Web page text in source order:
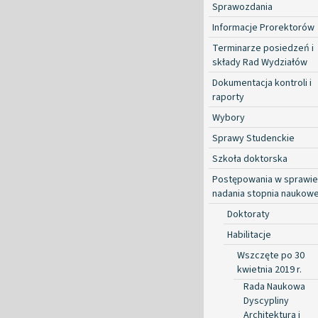
Sprawozdania
Informacje Prorektorów
Terminarze posiedzeń i
składy Rad Wydziałów
Dokumentacja kontroli i
raporty
Wybory
Sprawy Studenckie
Szkoła doktorska
Postępowania w sprawie
nadania stopnia
Doktoraty
Habilitacje
Wszczęte po 30
kwietnia 2019 r.
Rada Naukowa
Dyscypliny
Architektura i